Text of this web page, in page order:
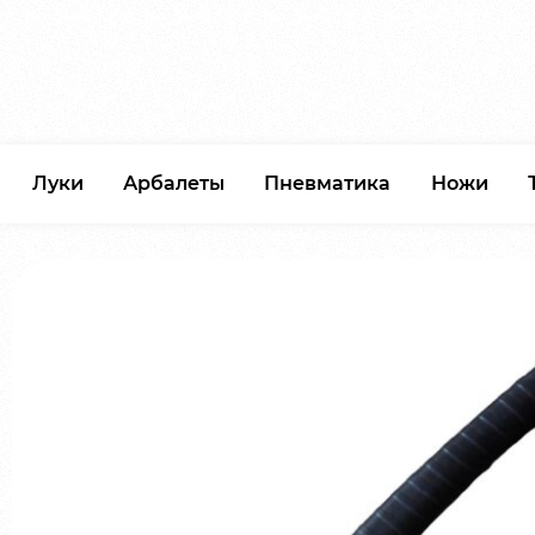
Луки Арбалеты Пневматика Ножи